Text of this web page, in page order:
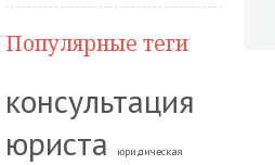
Популярные теги
консультация
юриста
юридическая